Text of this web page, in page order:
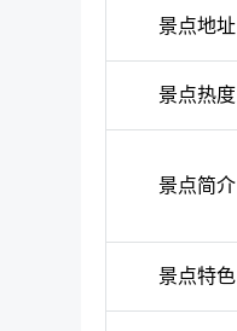
景点地址
景点热度
景点简介
景点特色